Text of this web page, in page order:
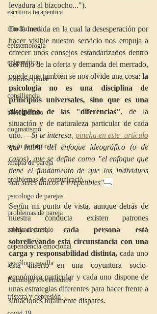
escritura terapeutica
mindfulness
epistemología
epigenética
miltidisciplinar
consiliencia
biologicismo
dogmatismo
sesgo perceptivo
terapia de pareja
proiblemas de comunicació
psicologo de parejas
problemas de pareja
miedo al cambio
dependencia emocional
psicólogo sevilla
Psicologo los remedios
tristeza y depresión
levadura al bizcocho...").
En la medida en la cual la desesperación por
hacer visible nuestro servicio nos empuja a
ofrecer unos consejos estandarizados dentro
del flujo de la oferta y demanda del mercado,
puede que también se nos olvide una cosa; la
psicología no es una disciplina de
principios universales, sino que es una
disciplina de las "diferencias", de la
situación y de naturaleza particular de cada
uno. —Si te interesa, pincha en este  artículo
que habla del enfoque ideográfico (o de
casos), que se define como "el enfoque que
tiene el fundamento de que los individuos
son seres únicos e irrepetibles"—.
Según mi punto de vista, aunque detrás de
nuestra conducta existen patrones
subyacentes, cada persona está
sobrellevando esta circunstancia con una
carga y responsabilidad distinta, cada uno
está inserto en una coyuntura socio-
económica particular y cada uno dispone de
unas estrategias diferentes para hacer frente a
situaciones totalmente dispares.